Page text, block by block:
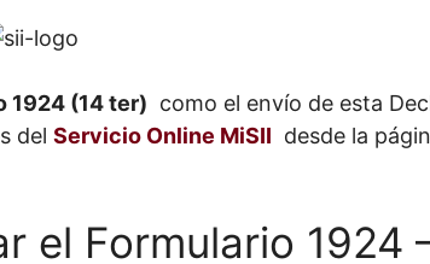
1924 (14 ter) como el envío de esta
del Servicio Online MiSII desde la
el Formulario 1924